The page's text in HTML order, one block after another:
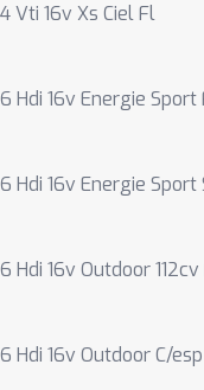
Vti 16v Xs Ciel Fl
Hdi 16v Energie Sport
Hdi 16v Energie Sport
Hdi 16v Outdoor
Hdi 16v Outdoor C/